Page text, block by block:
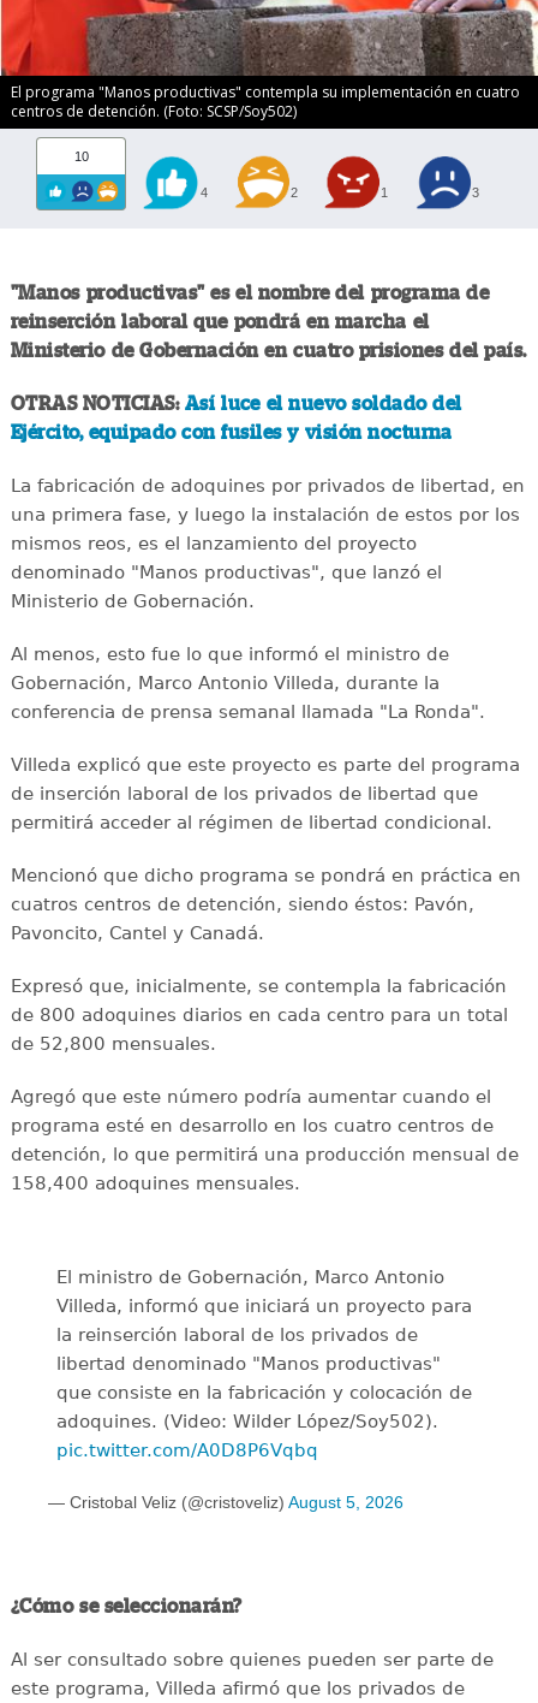
El programa "Manos productivas" contempla su implementación en cuatro
centros de detención. (Foto: SCSP/Soy502)
10
4 2 1 3
"Manos productivas" es el nombre del programa de
reinserción laboral que pondrá en marcha el
Ministerio de Gobernación en cuatro prisiones del país.
OTRAS NOTICIAS: Así luce el nuevo soldado del
Ejército, equipado con fusiles y visión nocturna
La fabricación de adoquines por privados de libertad, en
una primera fase, y luego la instalación de estos por los
mismos reos, es el lanzamiento del proyecto
denominado "Manos productivas", que lanzó el
Ministerio de Gobernación.
Al menos, esto fue lo que informó el ministro de
Gobernación, Marco Antonio Villeda, durante la
conferencia de prensa semanal llamada "La Ronda".
Villeda explicó que este proyecto es parte del programa
de inserción laboral de los privados de libertad que
permitirá acceder al régimen de libertad condicional.
Mencionó que dicho programa se pondrá en práctica en
cuatros centros de detención, siendo éstos: Pavón,
Pavoncito, Cantel y Canadá.
Expresó que, inicialmente, se contempla la fabricación
de 800 adoquines diarios en cada centro para un total
de 52,800 mensuales.
Agregó que este número podría aumentar cuando el
programa esté en desarrollo en los cuatro centros de
detención, lo que permitirá una producción mensual de
158,400 adoquines mensuales.
El ministro de Gobernación, Marco Antonio
Villeda, informó que iniciará un proyecto para
la reinserción laboral de los privados de
libertad denominado "Manos productivas"
que consiste en la fabricación y colocación de
adoquines. (Video: Wilder López/Soy502).
pic.twitter.com/A0D8P6Vqbq
— Cristobal Veliz (@cristoveliz) August 5, 2026
¿Cómo se seleccionarán?
Al ser consultado sobre quienes pueden ser parte de
este programa, Villeda afirmó que los privados de